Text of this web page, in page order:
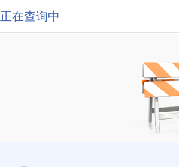
正在查询中